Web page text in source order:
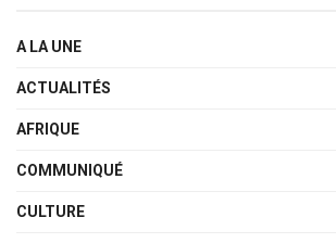
A LA UNE
ACTUALITÉS
AFRIQUE
COMMUNIQUÉ
CULTURE